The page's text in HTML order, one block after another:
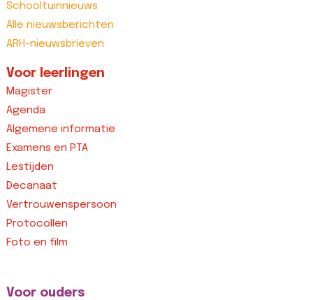
Schooltuinnieuws
Alle nieuwsberichten
ARH-nieuwsbrieven
Voor leerlingen
Magister
Agenda
Algemene informatie
Examens en PTA
Lestijden
Decanaat
Vertrouwenspersoon
Protocollen
Foto en film
Voor ouders